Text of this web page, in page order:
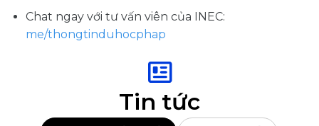
Chat ngay với tư vấn viên của INEC:
me/thongtinduhocphap
Tin tức